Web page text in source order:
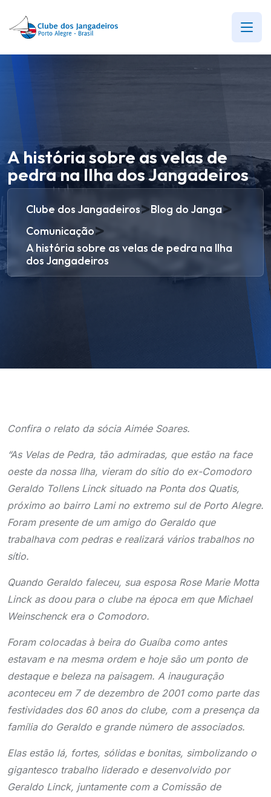
A história sobre as velas de
pedra na Ilha dos Jangadeiros
Clube dos Jangadeiros>Blog do Janga>
Comunicação>
A história sobre as velas de pedra na Ilha
dos Jangadeiros
Confira o relato da sócia Aimée Soares.
“As Velas de Pedra, tão admiradas, que estão na face
oeste da nossa Ilha, vieram do sítio do ex-Comodoro
Geraldo Tollens Linck situado na Ponta dos Quatis,
próximo ao bairro Lami no extremo sul de Porto Alegre.
Foram presente de um amigo do Geraldo que
trabalhava com pedras e realizará vários trabalhos no
sítio.
Quando Geraldo faleceu, sua esposa Rose Marie Motta
Linck as doou para o clube na época em que Michael
Weinschenck era o Comodoro.
Foram colocadas à beira do Guaíba como antes
estavam e na mesma ordem e hoje são um ponto de
destaque e beleza na paisagem. A inauguração
aconteceu em 7 de dezembro de 2001 como parte das
festividades dos 60 anos do clube, com a presença da
família do Geraldo e grande número de associados.
Elas estão lá, fortes, sólidas e bonitas, simbolizando o
gigantesco trabalho liderado e desenvolvido por
Geraldo Linck, juntamente com a Comissão de